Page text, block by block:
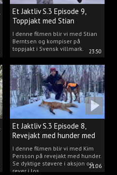
23:50
Et Jaktliv S.3 Episode 9,
Toppjakt med Stian
Berntsen
I denne filmen blir vi med Stian
Berntsen og kompiser på
toppjakt i Svensk villmark.
21:06
Et Jaktliv S.3 Episode 8,
Revejakt med hunder med
Kim Persson.
I denne filmen blir vi med Kim
Persson på revejakt med hunder.
Se dyktige støvere i aksjon og
rever i los.